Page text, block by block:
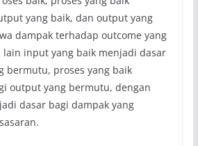
yang baik, dan output yang
dampak terhadap outcome yang
lain input yang baik menjadi dasar
bermutu, proses yang baik
output yang bermutu, dengan
dasar bagi dampak yang